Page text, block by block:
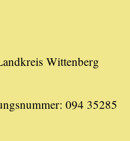
Wittenberg
094 35285